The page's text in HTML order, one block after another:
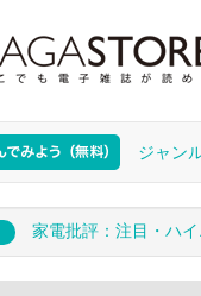
ジャン
家電批評：注目・ハ